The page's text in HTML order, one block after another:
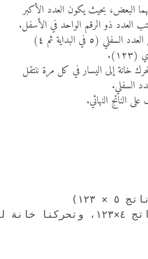
البعض، بحيث يكون العدد الأكبر
العدد ذو الرقم الواحد في الأسفل.
نبدأ بضرب كل رقم من العدد السفلي (٥ في البداية ثم ٤)
خانة إلى اليسار في كل مرة ننتقل
السفلي.
على الناتج النهائي.